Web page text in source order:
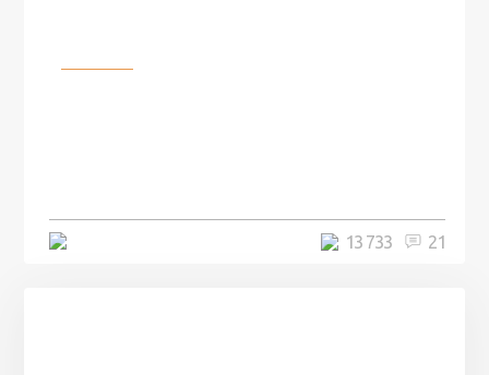
21
13 733